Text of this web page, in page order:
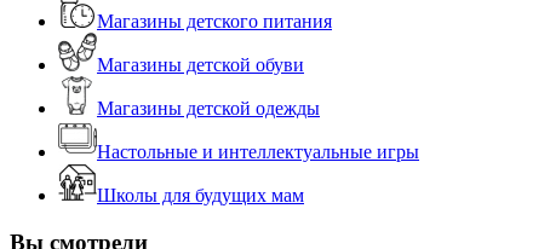
Магазины детского питания
Магазины детской обуви
Магазины детской одежды
Настольные и интеллектуальные игры
Школы для будущих мам
Вы смотрели